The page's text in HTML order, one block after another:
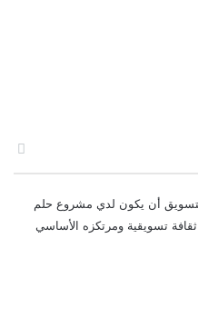
أن يكون لدي مشروع حلم
تسويقية ومرتكزه الأساسي